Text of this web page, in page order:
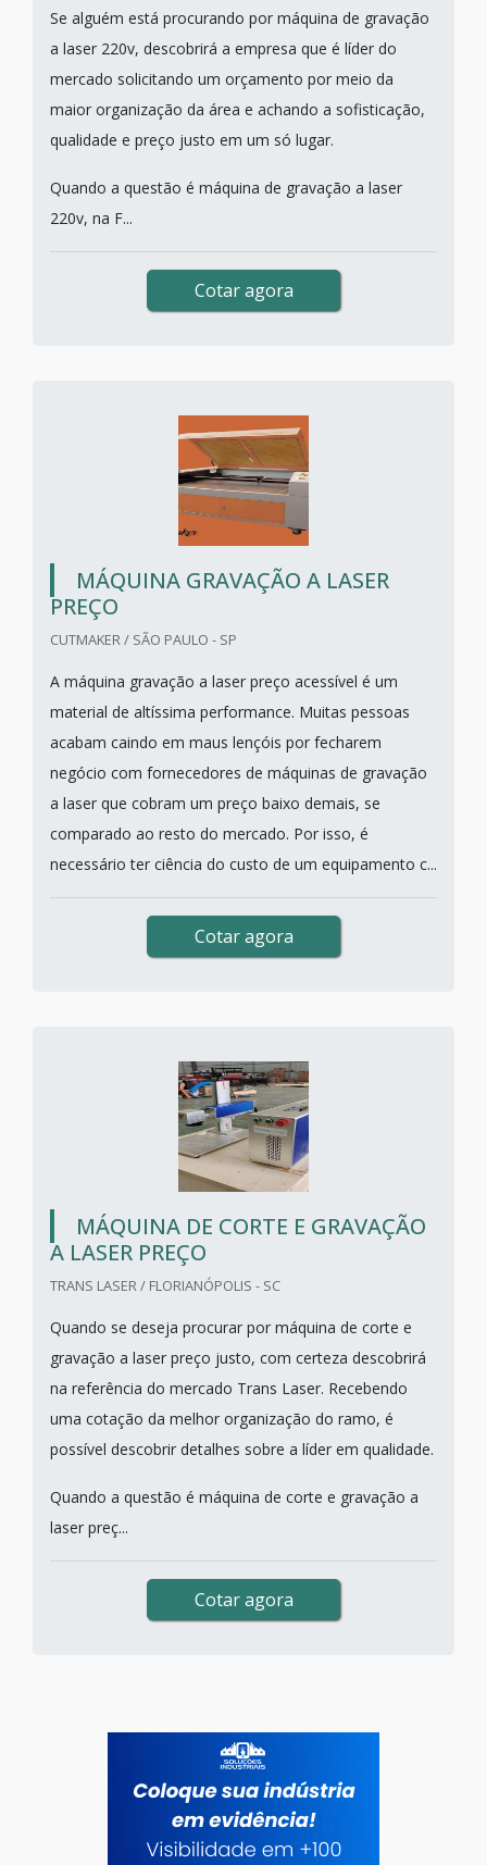
Se alguém está procurando por máquina de gravação
a laser 220v, descobrirá a empresa que é líder do
mercado solicitando um orçamento por meio da
maior organização da área e achando a sofisticação,
qualidade e preço justo em um só lugar.
Quando a questão é máquina de gravação a laser
220v, na F...
Cotar agora
MÁQUINA GRAVAÇÃO A LASER
PREÇO
CUTMAKER / SÃO PAULO - SP
A máquina gravação a laser preço acessível é um
material de altíssima performance. Muitas pessoas
acabam caindo em maus lençóis por fecharem
negócio com fornecedores de máquinas de gravação
a laser que cobram um preço baixo demais, se
comparado ao resto do mercado. Por isso, é
necessário ter ciência do custo de um equipamento c...
Cotar agora
MÁQUINA DE CORTE E GRAVAÇÃO
A LASER PREÇO
TRANS LASER / FLORIANÓPOLIS - SC
Quando se deseja procurar por máquina de corte e
gravação a laser preço justo, com certeza descobrirá
na referência do mercado Trans Laser. Recebendo
uma cotação da melhor organização do ramo, é
possível descobrir detalhes sobre a líder em qualidade.
Quando a questão é máquina de corte e gravação a
laser preç...
Cotar agora